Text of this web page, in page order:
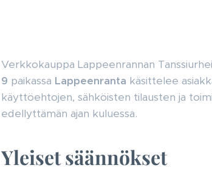
Verkkokauppa Lappeenrannan
9 paikassa Lappeenranta käsittelee
käyttöehtojen, sähköisten tilausten ja
edellyttämän ajan kuluessa.
Yleiset säännökset